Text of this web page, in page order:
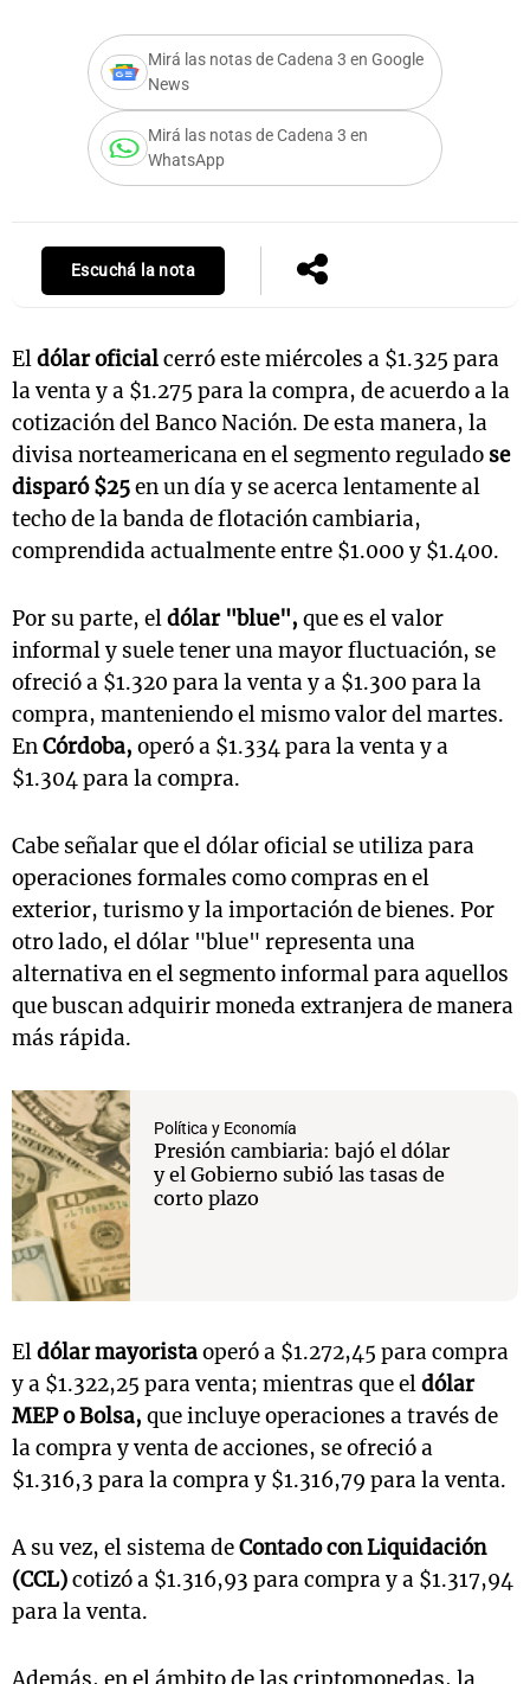
Mirá las notas de Cadena 3 en Google
News
Mirá las notas de Cadena 3 en
WhatsApp
Escuchá la nota
Eldólar oficialcerró este miércoles a $1.325 para
la venta y a $1.275 para la compra, de acuerdo a la
cotización del Banco Nación. De esta manera, la
divisa norteamericana en el segmento regulado se
disparó $25en un día y se acerca lentamente al
techo de la banda de flotación cambiaria,
comprendida actualmente entre $1.000 y $1.400.
Por su parte, eldólar "blue", que es el valor
informal y suele tener una mayor fluctuación, se
ofreció a $1.320 para la venta y a $1.300 para la
compra, manteniendo el mismo valor del martes.
EnCórdoba, operó a $1.334 para la venta y a
$1.304 para la compra.
Cabe señalar que el dólar oficial se utiliza para
operaciones formales como compras en el
exterior, turismo y la importación de bienes. Por
otro lado, el dólar "blue" representa una
alternativa en el segmento informal para aquellos
que buscan adquirir moneda extranjera de manera
más rápida.
Política y Economía
Presión cambiaria: bajó el dólar
y el Gobierno subió las tasas de
corto plazo
Eldólar mayoristaoperó a $1.272,45 para compra
y a $1.322,25 para venta; mientras que eldólar
MEP o Bolsa, que incluye operaciones a través de
la compra y venta de acciones, se ofreció a
$1.316,3 para la compra y $1.316,79 para la venta.
A su vez, el sistema deContado con Liquidación
(CCL)cotizó a $1.316,93 para compra y a $1.317,94
para la venta.
Mundial 2026
Notas